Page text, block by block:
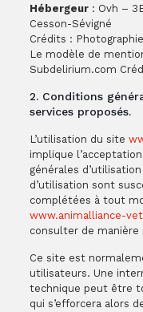
Hébergeur: Ovh –
Cesson-Sévigné
Crédits :
Le modèle de
Subdelirium.com
2. Conditions
services proposés.
L’utilisation du site
implique
générales
d’utilisation sont
complétées à tout
www.animalliance-
consulter de manière
Ce site est
utilisateurs. Une
technique peut être
qui s’efforcera alors